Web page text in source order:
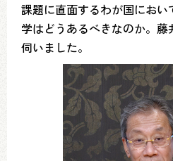
課題に直面するわが国にお
学はどうあるべきなのか。
伺いました。